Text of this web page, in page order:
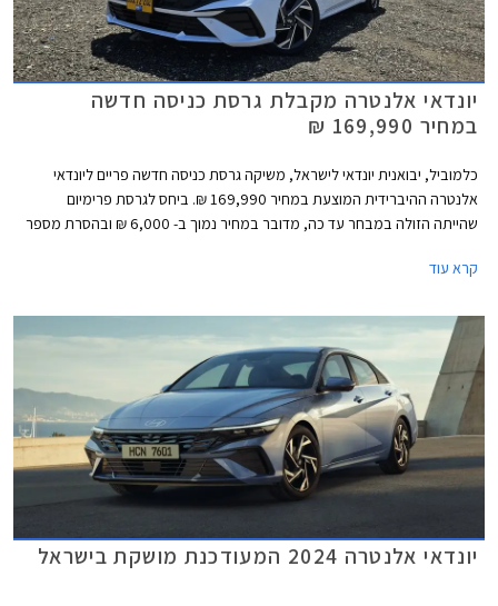
יונדאי אלנטרה מקבלת גרסת כניסה חדשה
במחיר 169,990 ₪
כלמוביל, יבואנית יונדאי לישראל, משיקה גרסת כניסה חדשה פריים ליונדאי
אלנטרה ההיברידית המוצעת במחיר 169,990 ₪. ביחס לגרסת פרימיום
שהייתה הזולה במבחר עד כה, מדובר במחיר נמוך ב- 6,000 ₪ ובהסרת מספר
משענת יד עם מחזיקי כוסות במושב האחורי, וקיפול מושב אחורי. כמו כן, תאורת
קרא עוד
יונדאי אלנטרה 2024 המעודכנת מושקת בישראל